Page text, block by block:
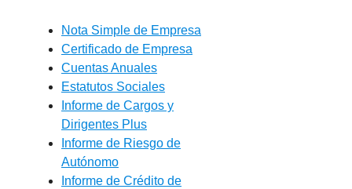
Nota Simple de Empresa
Certificado de Empresa
Cuentas Anuales
Estatutos Sociales
Informe de Cargos y
Dirigentes Plus
Informe de Riesgo de
Autónomo
Informe de Crédito de